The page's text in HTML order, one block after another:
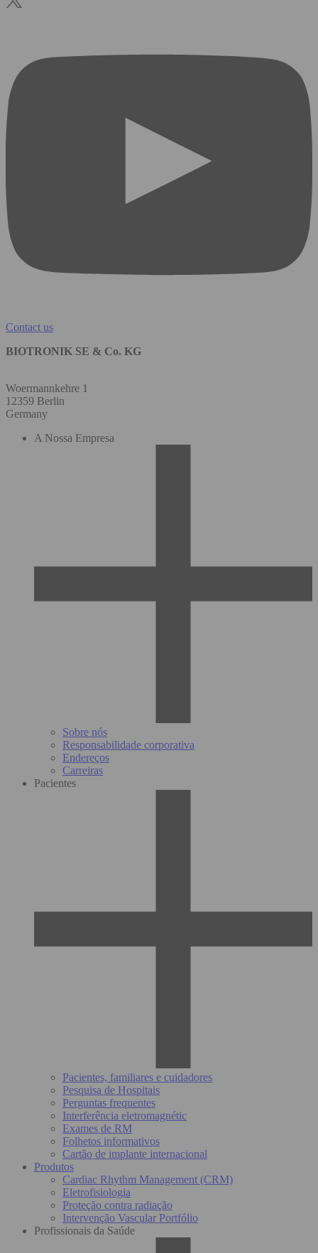
Contact us
BIOTRONIK SE & Co. KG
Woermannkehre 1
12359 Berlin
Germany
A Nossa Empresa
Sobre nós
Responsabilidade corporativa
Endereços
Carreiras
Pacientes
Pacientes, familiares e cuidadores
Pesquisa de Hospitais
Perguntas frequentes
Interferência eletromagnétic
Exames de RM
Folhetos informativos
Cartão de implante internacional
Produtos
Cardiac Rhythm Management (CRM)
Eletrofisiologia
Proteção contra radiação
Intervenção Vascular Portfólio
Profissionais da Saúde